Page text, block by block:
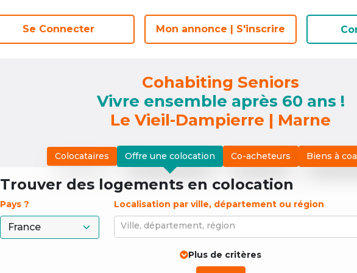
Se Connecter Mon annonce | S'inscrire
Se Connecter Mon annonce | S'inscrire
Cohabiting Seniors
Vivre ensemble après 60 ans !
Le Vieil-Dampierre | Marne
Colocataires Offre une colocation Co-acheteurs Biens à
Trouver des logements en colocation
Pays ?
Localisation par ville, département ou région
Ville, département, région
Plus de critères